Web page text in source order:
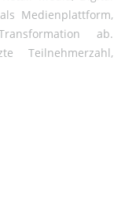
Medienplattform,
ab.
Teilnehmerzahl,